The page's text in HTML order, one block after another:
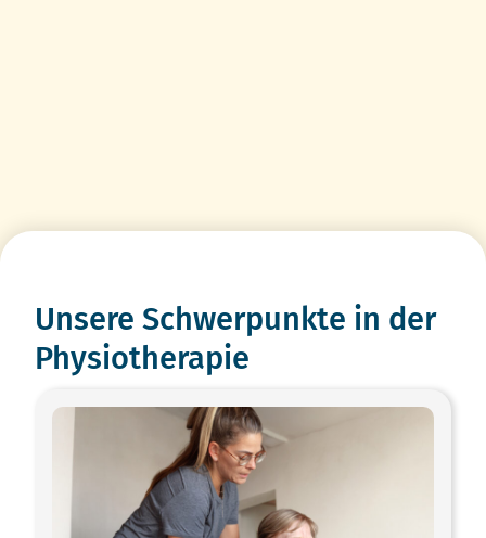
Unsere Schwerpunkte in der
Physiotherapie